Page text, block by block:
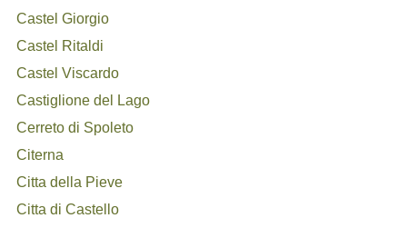
Castel Giorgio
Castel Ritaldi
Castel Viscardo
Castiglione del Lago
Cerreto di Spoleto
Citerna
Citta della Pieve
Citta di Castello